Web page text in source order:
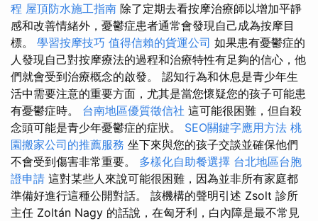
程 屋頂防水施工指南 除了定期去看按摩治療師以增加平靜
感和改善情緒外，憂鬱症患者通常會發現自己成為按摩目
標。 學習按摩技巧 值得信賴的貨運公司 如果患有憂鬱症的
人發現自己對按摩療法的過程和治療特性有足夠的信心，他
們就會受到治療概念的啟發。 認知行為和休息是青少年生
活中需要注意的重要方面，尤其是當您懷疑您的孩子可能患
有憂鬱症時。 台南地區優質徵信社 這可能很困難，但自殺
念頭可能是青少年憂鬱症的症狀。 SEO關鍵字應用方法 桃
園搬家公司的推薦服務 坐下來與您的孩子交談並確保他們
不會受到傷害非常重要。 多樣化自助餐選擇 台北地區台胞
證申請 這對某些人來說可能很困難，因為並非所有家庭都
準備好進行這種公開對話。 該機構的聲明引述 Zsolt 診所
主任 Zoltán Nagy 的話說，在匈牙利，白內障是最不常見